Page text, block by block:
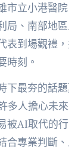
市立小港醫
局、南部地
表到場觀禮
時刻。
下最夯的話
多人擔心未來
被AI取代的
合專業判斷